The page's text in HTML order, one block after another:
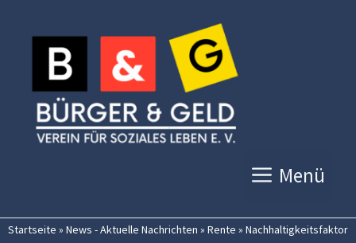
Inhalt
springen
Menü
Startseite » News - Aktuelle Nachrichten » Rente » Nachhaltigkeitsfaktor